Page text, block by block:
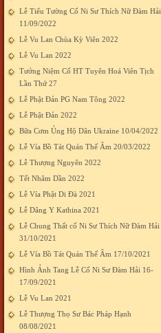
Lễ Tiểu Tường Cố Ni Sư Thích Nữ Đàm Hải
11/09/2022
Lễ Vu Lan Chùa Kỳ Viên 2022
Lễ Vu Lan 2022
Tưởng Niệm Cố HT Tuyên Hoá Viên Tịch
Lần Thứ 27
Lễ Phật Đản PG Nam Tông 2022
Lễ Phật Đản 2022
Bữa Cơm Ủng Hộ Dân Ukraine 10/04/2022
Lễ Vía Bồ Tát Quán Thế Âm 20/03/2022
Lễ Thượng Nguyên 2022
Tết Nhâm Dần 2022
Lễ Vía Phật Di Đà 2021
Lễ Dâng Y Kathina 2021
Lễ Chung Thất cố Ni Sư Thích Nữ Đàm Hải
31/10/2021
Lễ Vía Bồ Tát Quán Thế Âm 17/10/2021
Hình Ảnh Tang Lễ Cố Ni Sư Đàm Hải 16-
17/09/2021
Lễ Vu Lan 2021
Lễ Thượng Thọ Sư Bác Pháp Hạnh
08/08/2021